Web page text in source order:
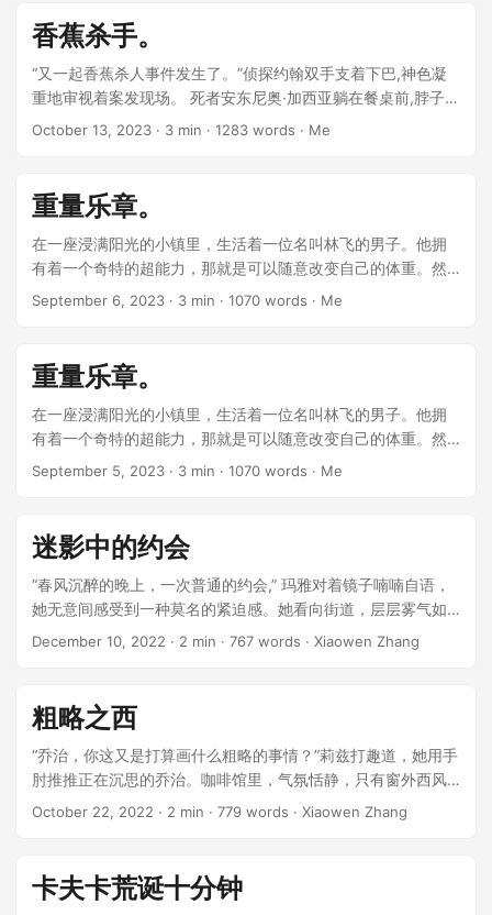
香蕉杀手。
“又一起香蕉杀人事件发生了。”侦探约翰双手支着下巴,神色凝
重地审视着案发现场。 死者安东尼奥·加西亚躺在餐桌前,脖子上
缠着一圈香蕉皮。桌上放着已经见底的香蕉皮果皮,而那根致命
October 13, 2023 · 3 min · 1283 words · Me
重量乐章。
在一座浸满阳光的小镇里，生活着一位名叫林飞的男子。他拥
有着一个奇特的超能力，那就是可以随意改变自己的体重。然
而，这个能力似乎并没有什么实际的用处。他无法像超人一样
September 6, 2023 · 3 min · 1070 words · Me
重量乐章。
在一座浸满阳光的小镇里，生活着一位名叫林飞的男子。他拥
有着一个奇特的超能力，那就是可以随意改变自己的体重。然
而，这个能力似乎并没有什么实际的用处。他无法像超人一样
September 5, 2023 · 3 min · 1070 words · Me
迷影中的约会
“春风沉醉的晚上，一次普通的约会,” 玛雅对着镜子喃喃自语，
她无意间感受到一种莫名的紧迫感。她看向街道，层层雾气如
柔软的床单裹挟着一切。今晚与她相约的是一个神秘的男人，
December 10, 2022 · 2 min · 767 words · Xiaowen Zhang
粗略之西
“乔治，你这又是打算画什么粗略的事情？”莉兹打趣道，她用手
肘推推正在沉思的乔治。咖啡馆里，气氛恬静，只有窗外西风
轻轻摇曳着窗帘。 乔治挪了挪椅子，轻声回答：“绘画，总是粗
October 22, 2022 · 2 min · 779 words · Xiaowen Zhang
卡夫卡荒诞十分钟